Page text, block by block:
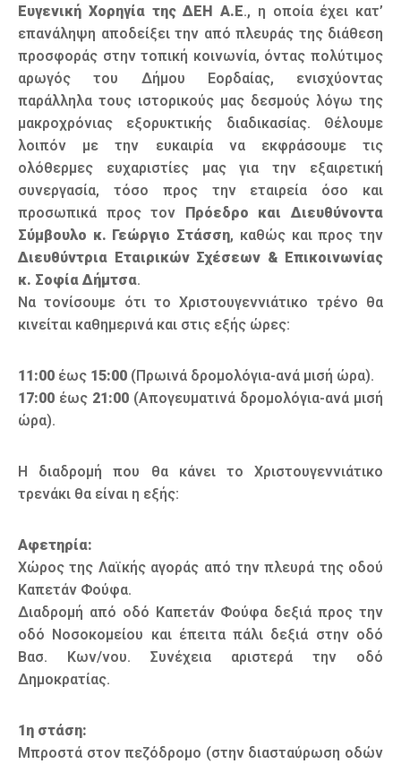
Ευγενική Χορηγία της ΔΕΗ Α.Ε., η οποία έχει κατ’
επανάληψη αποδείξει την από πλευράς της διάθεση
προσφοράς στην τοπική κοινωνία, όντας πολύτιμος
αρωγός του Δήμου Εορδαίας, ενισχύοντας
παράλληλα τους ιστορικούς μας δεσμούς λόγω της
μακροχρόνιας εξορυκτικής διαδικασίας. Θέλουμε
λοιπόν με την ευκαιρία να εκφράσουμε τις
ολόθερμες ευχαριστίες μας για την εξαιρετική
συνεργασία, τόσο προς την εταιρεία όσο και
προσωπικά προς τον Πρόεδρο και Διευθύνοντα
Σύμβουλο κ. Γεώργιο Στάσση, καθώς και προς την
Διευθύντρια Εταιρικών Σχέσεων & Επικοινωνίας
κ. Σοφία Δήμτσα.
Να τονίσουμε ότι το Χριστουγεννιάτικο τρένο θα
κινείται καθημερινά και στις εξής ώρες:
11:00 έως 15:00 (Πρωινά δρομολόγια-ανά μισή ώρα).
17:00 έως 21:00 (Απογευματινά δρομολόγια-ανά μισή
ώρα).
Η διαδρομή που θα κάνει το Χριστουγεννιάτικο
τρενάκι θα είναι η εξής:
Αφετηρία:
Χώρος της Λαϊκής αγοράς από την πλευρά της οδού
Καπετάν Φούφα.
Διαδρομή από οδό Καπετάν Φούφα δεξιά προς την
οδό Νοσοκομείου και έπειτα πάλι δεξιά στην οδό
Βασ. Κων/νου. Συνέχεια αριστερά την οδό
Δημοκρατίας.
1η στάση:
Μπροστά στον πεζόδρομο (στην διασταύρωση οδών